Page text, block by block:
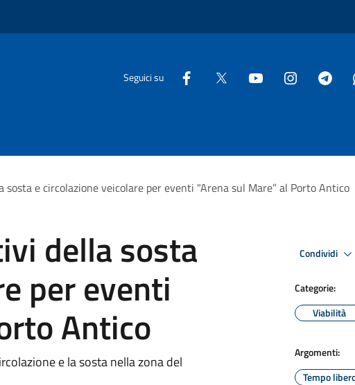
Seguici su
e circolazione veicolare per eventi "Arena sul Mare” al Porto Antico
della sosta
per eventi
Antico
e la sosta nella zona del
Condividi
Categorie:
Viabilità
Argomenti:
Tempo